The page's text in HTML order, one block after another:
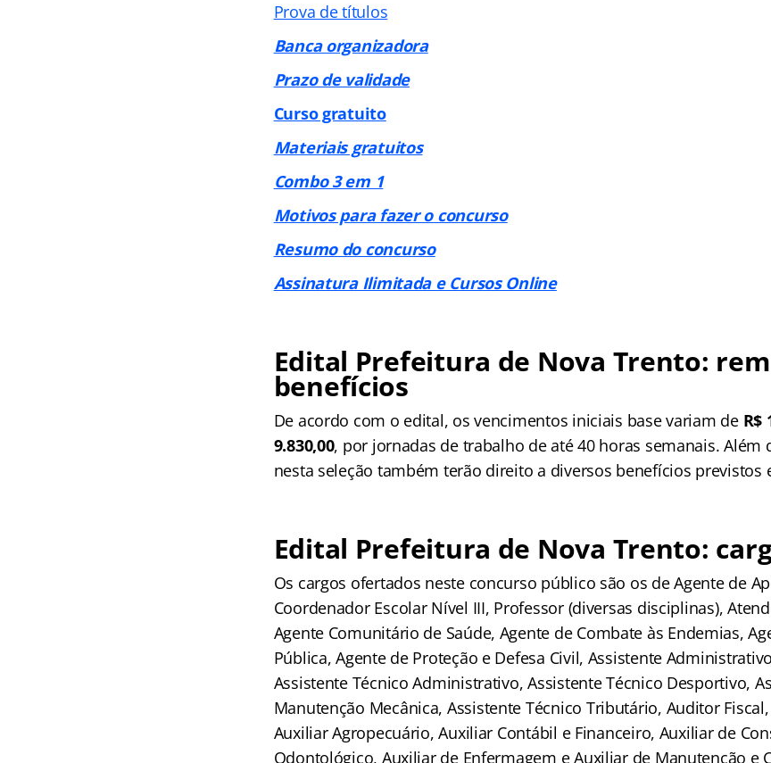
Prova de títulos
Banca organizadora
Prazo de validade
Curso gratuito
Materiais gratuitos
Combo 3 em 1
Motivos para fazer o concurso
Resumo do concurso
Assinatura Ilimitada e Cursos Online
Edital Prefeitura de Nova Trento:
benefícios
De acordo com o edital, os vencimentos iniciais base variam de R$
9.830,00, por jornadas de trabalho de até 40 horas semanais. Além
nesta seleção também terão direito a diversos benefícios previstos
Edital Prefeitura de Nova Trento:
Os cargos ofertados neste concurso público são os de Agente de
Coordenador Escolar Nível III, Professor (diversas disciplinas),
Agente Comunitário de Saúde, Agente de Combate às Endemias,
Pública, Agente de Proteção e Defesa Civil, Assistente
Assistente Técnico Administrativo, Assistente Técnico Desportivo,
Manutenção Mecânica, Assistente Técnico Tributário, Auditor
Auxiliar Agropecuário, Auxiliar Contábil e Financeiro, Auxiliar de
Odontológico, Auxiliar de Enfermagem e Auxiliar de Manutenção e